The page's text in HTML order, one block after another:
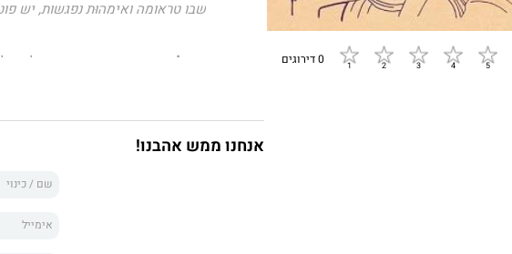
0 דירוגים
שבו טראומה ואימהוּת נפגשות, יש
ימי לידה
מספר את קורותיה של
להקשיב וללמוד מכל אישה שהייתה
מאיתנו. הוא על הדרכים המגוונות
לשחזור, החמרה והעמקה של טראומות
הוא בחירה שאנחנו עושות, והמסע
אנחנו ממש אהבנו!